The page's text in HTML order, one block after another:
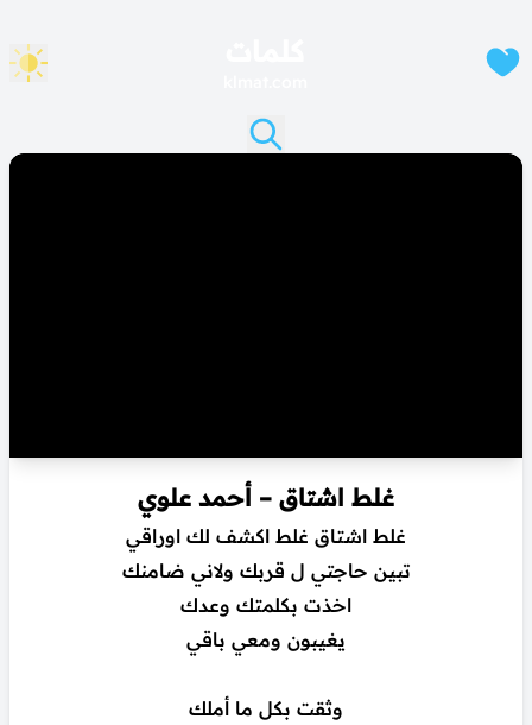
غلط اشتاق – أحمد علوي
غلط اشتاق غلط اكشف لك اوراقي
تبين حاجتي ل قربك ولاني ضامنك
اخذت بكلمتك وعدك
يغيبون ومعي باقي
وثقت بكل ما أملك